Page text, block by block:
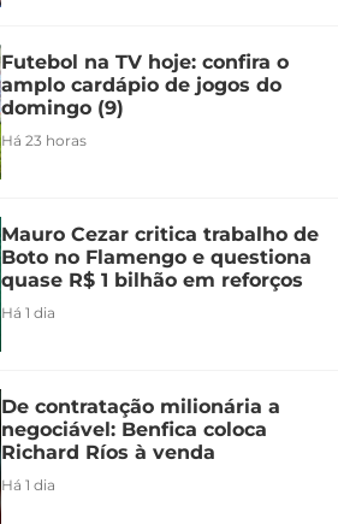
Futebol na TV hoje: confira o
amplo cardápio de jogos do
domingo (9)
Há 23 horas
Mauro Cezar critica trabalho de
Boto no Flamengo e questiona
quase R$ 1 bilhão em reforços
Há 1 dia
De contratação milionária a
negociável: Benfica coloca
Richard Ríos à venda
Há 1 dia